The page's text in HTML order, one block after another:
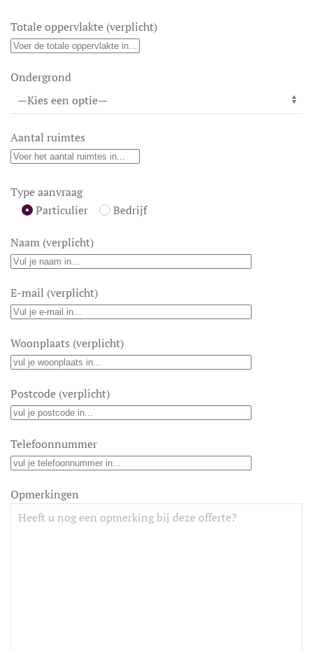
Totale oppervlakte (verplicht)
Ondergrond
Aantal ruimtes
Type aanvraag
Particulier
Bedrijf
Naam (verplicht)
E-mail (verplicht)
Woonplaats (verplicht)
Postcode (verplicht)
Telefoonnummer
Opmerkingen